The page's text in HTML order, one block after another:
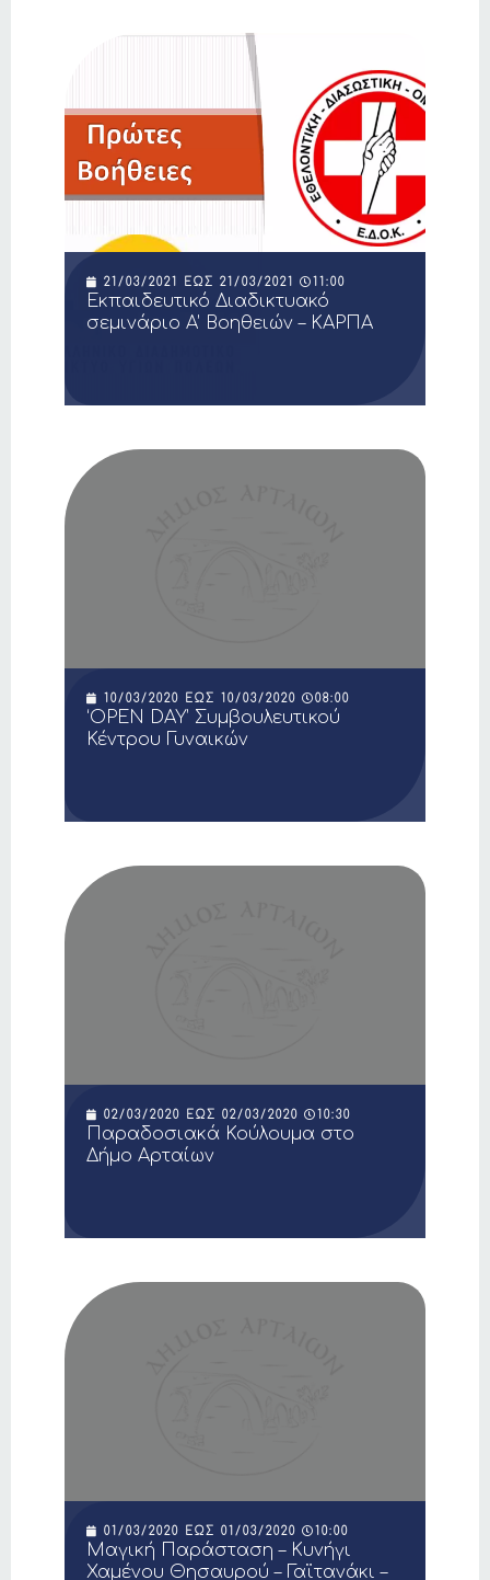
21/03/2021 ΈΩΣ 21/03/2021 11:00
Εκπαιδευτικό Διαδικτυακό
σεμινάριο Α’ Βοηθειών – ΚΑΡΠΑ
10/03/2020 ΈΩΣ 10/03/2020 08:00
‘OPEN DAY’ Συμβουλευτικού
Κέντρου Γυναικών
02/03/2020 ΈΩΣ 02/03/2020 10:30
Παραδοσιακά Κούλουμα στο
Δήμο Αρταίων
01/03/2020 ΈΩΣ 01/03/2020 10:00
Μαγική Παράσταση – Κυνήγι
Χαμένου Θησαυρού – Γαϊτανάκι –